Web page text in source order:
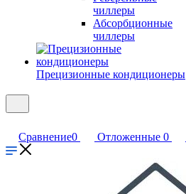
чиллеры
Абсорбционные
чиллеры
Прецизионные кондиционеры
Сравнение0 Отложенные 0